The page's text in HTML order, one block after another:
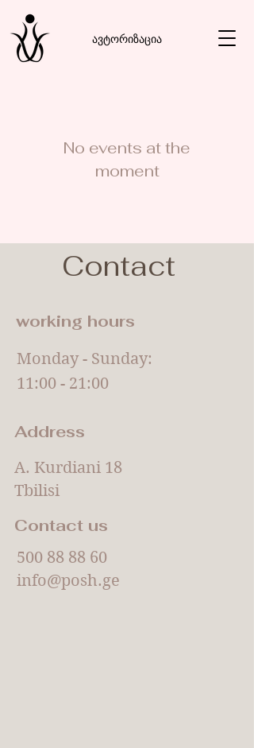
ავტორიზაცია
No events at the
moment
Contact
working hours
Monday - Sunday:
11:00 - 21:00
Address
A. Kurdiani 18
Tbilisi
Contact us
500 88 88 60
info@posh.ge